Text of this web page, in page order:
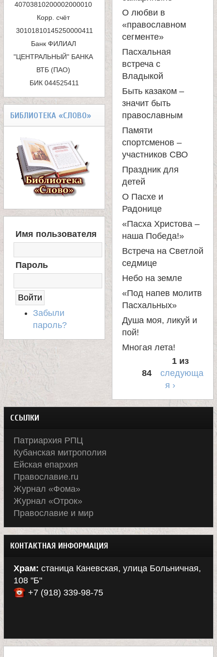
о
т
а
и
ы
К
а
н
в
к
о
й
40703810200002000010
Корр. счёт
Банк ФИЛИАЛ
"ЦЕНТРАЛЬНЫЙ" БАНКА
ВТБ (ПАО)
БИК 044525411
БИБЛИОТЕКА «СЛОВО»
Д
С
Имя пользователя
Пароль
Забыли
пароль?
и
с
к
а
О любви в
«православном
сегменте»
Пасхальная
встреча с
Владыкой
Быть казаком –
значит быть
православным
Памяти
спортсменов –
участников СВО
Праздник для
детей
О Пасхе и
Радонице
«Пасха Христова –
наша Победа!»
Встреча на Светлой
седмице
Небо на земле
«Под напев молитв
Пасхальных»
Душа моя, ликуй и
пой!
Многая лета!
1 из
84
следующа
я ›
ССЫЛКИ
Патриархия РПЦ
Кубанская митрополия
Ейская епархия
Православие.ru
Журнал «Фома»
Журнал «Отрок»
Православие и мир
КОНТАКТНАЯ ИНФОРМАЦИЯ
Храм: станица Каневская, улица Больничная,
108 "Б"
+7 (918) 339-98-75